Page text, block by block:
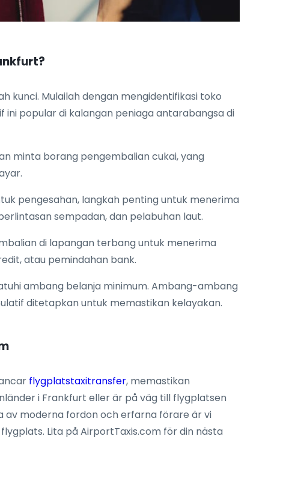
kunci. Mulailah dengan mengidentifikasi toko
popular di kalangan peniaga antarabangsa di
minta borang pengembalian cukai, yang
pengesahan, langkah penting untuk menerima
sempadan, dan pelabuhan laut.
di lapangan terbang untuk menerima
atau pemindahan bank.
ambang belanja minimum. Ambang-ambang
ditetapkan untuk memastikan kelayakan.
flygplatstaxitransfer, memastikan
i Frankfurt eller är på väg till flygplatsen
moderna fordon och erfarna förare är vi
Lita på AirportTaxis.com för din nästa